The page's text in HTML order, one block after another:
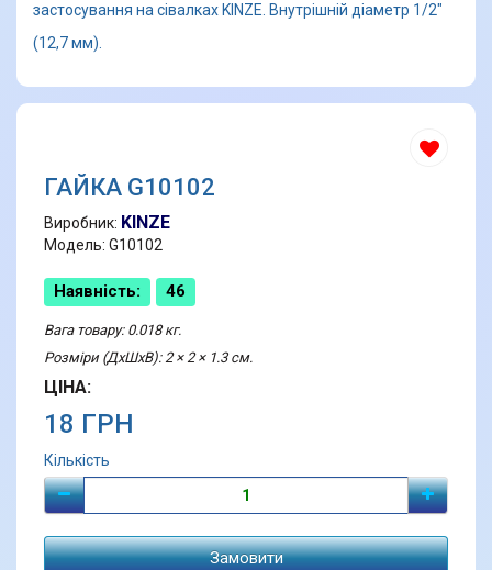
застосування на сівалках KINZE. Внутрішній діаметр 1/2"
(12,7 мм).
ГАЙКА G10102
Виробник: KINZE
Модель: G10102
Наявність: 46
Вага товару: 0.018 кг.
Розміри (ДхШхВ): 2 × 2 × 1.3 см.
ЦІНА:
18 ГРН
Кількість
Замовити